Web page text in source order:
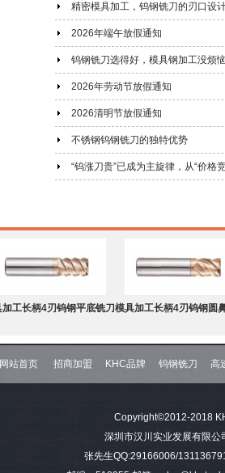
精密模具加工，钨钢铣刀的刃口设
2026年端午放假通知
钨钢铣刀选得好，模具钢加工没烦
2026年劳动节放假通知
2026清明节放假通知
不锈钢钨钢铣刀的独特优势
“钨涨刀贵”已成为主旋律，从“价格
加工长柄4刃钨钢平底铣刀模具加工长柄4刃钨钢圆
钢平底铣刀
网站首页 招商加盟 KHC品牌 钨钢铣刀 高
Copyright©2012-2018
深圳市汉川实业发展有限
张先生QQ:29166006/